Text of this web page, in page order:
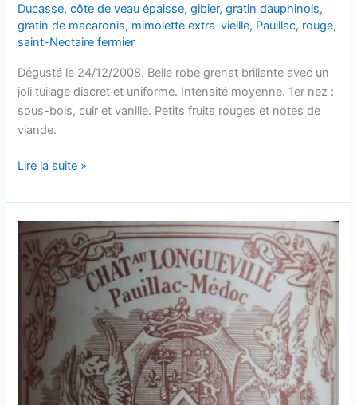
Ducasse,côte de veau épaisse,gibier,gratin dauphinois,
gratin de macaronis, mimolette extra-vieille, Pauillac, rouge,
saint-Nectaire fermier
Dégusté le 24/12/2008. Belle robe grenat brillante avec un
joli tuilage discret et uniforme. Intensité moyenne. 1er nez :
sous-bois, cuir et vanille. Petits fruits rouges et notes de
viande.
Pauillac
Château
Grand-
Puy
Ducasse
1994
Lire la suite »